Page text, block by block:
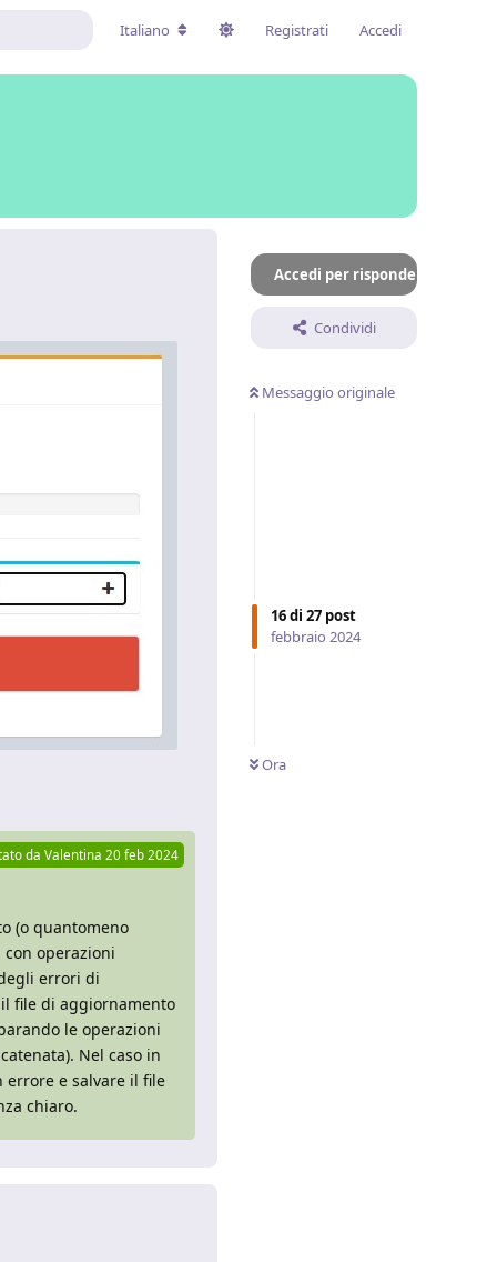
Italiano Registrati Accedi
Accedi per rispondere
Condividi
Messaggio originale
16di 27 post
febbraio 2024
Ora
da Valentina 20 feb 2024
(o quantomeno
con operazioni
errori di
file di aggiornamento
le operazioni
Nel caso in
errore e salvare il file
chiaro.